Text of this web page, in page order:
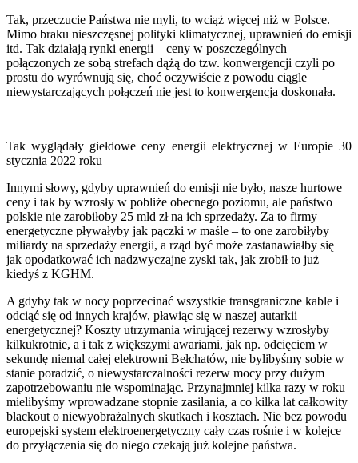
Tak, przeczucie Państwa nie myli, to wciąż więcej niż w Polsce.
Mimo braku nieszczęsnej polityki klimatycznej, uprawnień do emisji
itd. Tak działają rynki energii – ceny w poszczególnych
połączonych ze sobą strefach dążą do tzw. konwergencji czyli po
prostu do wyrównują się, choć oczywiście z powodu ciągle
niewystarczających połączeń nie jest to konwergencja doskonała.
Tak wyglądały giełdowe ceny energii elektrycznej w Europie 30
stycznia 2022 roku
Innymi słowy, gdyby uprawnień do emisji nie było, nasze hurtowe
ceny i tak by wzrosły w pobliże obecnego poziomu, ale państwo
polskie nie zarobiłoby 25 mld zł na ich sprzedaży. Za to firmy
energetyczne pływałyby jak pączki w maśle – to one zarobiłyby
miliardy na sprzedaży energii, a rząd być może zastanawiałby się
jak opodatkować ich nadzwyczajne zyski tak, jak zrobił to już
kiedyś z KGHM.
A gdyby tak w nocy poprzecinać wszystkie transgraniczne kable i
odciąć się od innych krajów, pławiąc się w naszej autarkii
energetycznej? Koszty utrzymania wirującej rezerwy wzrosłyby
kilkukrotnie, a i tak z większymi awariami, jak np. odcięciem w
sekundę niemal całej elektrowni Bełchatów, nie bylibyśmy sobie w
stanie poradzić, o niewystarczalności rezerw mocy przy dużym
zapotrzebowaniu nie wspominając. Przynajmniej kilka razy w roku
mielibyśmy wprowadzane stopnie zasilania, a co kilka lat całkowity
blackout o niewyobrażalnych skutkach i kosztach. Nie bez powodu
europejski system elektroenergetyczny cały czas rośnie i w kolejce
do przyłączenia się do niego czekają już kolejne państwa.